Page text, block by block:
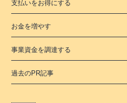
支払いをお得にする
お金を増やす
事業資金を調達する
過去のPR記事